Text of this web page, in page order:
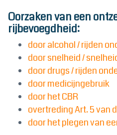
Oorzaken van een
rijbevoegdheid:
door alcohol / rijden
door snelheid /
door drugs / rijden
door medicijngebruik
door het CBR
overtreding Art. 5 van
door het plegen van